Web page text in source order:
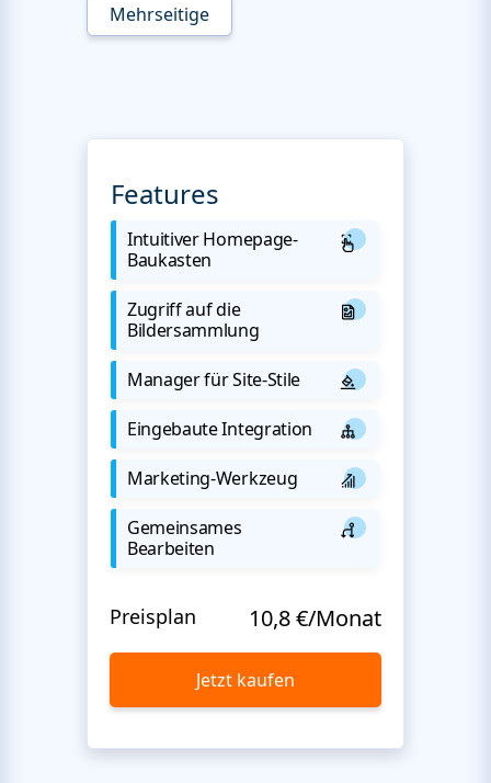
Mehrseitige
Features
Intuitiver Homepage-
Baukasten
Zugriff auf die
Bildersammlung
Manager für Site-Stile
Eingebaute Integration
Marketing-Werkzeug
Gemeinsames
Bearbeiten
Preisplan 10,8 €/Monat
Jetzt kaufen